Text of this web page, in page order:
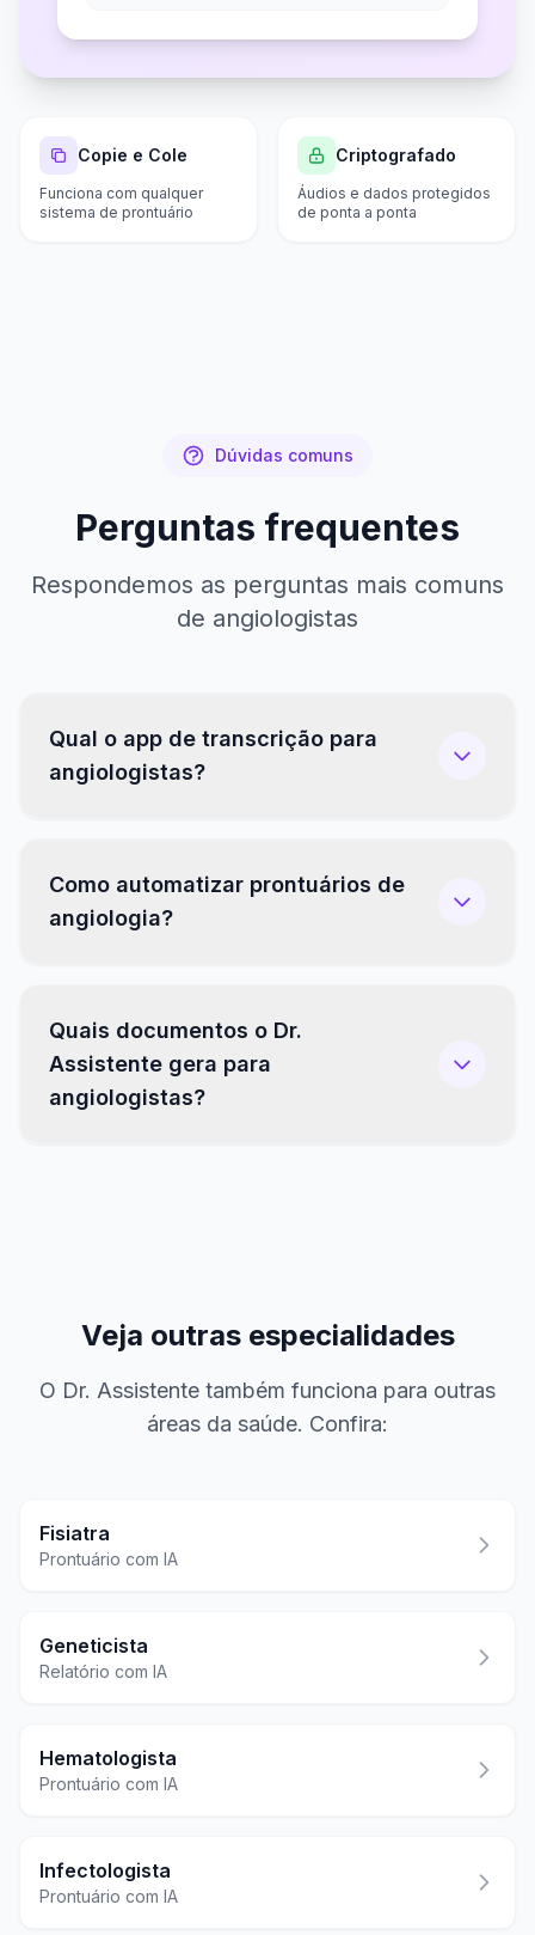
Copie e Cole
Funciona com qualquer
sistema de prontuário
Criptografado
Áudios e dados protegidos
de ponta a ponta
Dúvidas comuns
Perguntas frequentes
Respondemos as perguntas mais comuns
de angiologistas
Qual o app de transcrição para
angiologistas?
Como automatizar prontuários de
angiologia?
Quais documentos o Dr.
Assistente gera para
angiologistas?
Veja outras especialidades
O Dr. Assistente também funciona para outras
áreas da saúde. Confira:
Fisiatra
Prontuário com IA
Geneticista
Relatório com IA
Hematologista
Prontuário com IA
Infectologista
Prontuário com IA